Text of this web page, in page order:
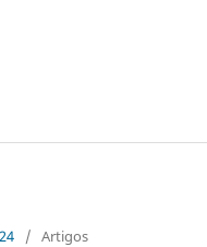
/ Artigos